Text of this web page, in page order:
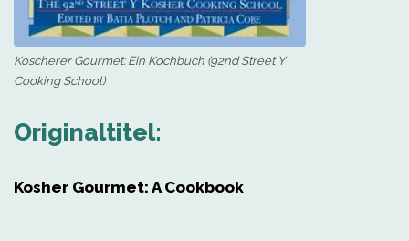
Koscherer Gourmet: Ein Kochbuch (92nd Street Y
Cooking School)
Originaltitel:
Kosher Gourmet: A Cookbook